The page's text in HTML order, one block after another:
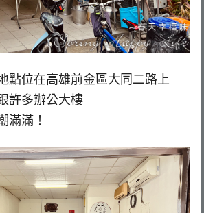
點位在高雄前金區大同二路上
許多辦公大樓
滿滿！